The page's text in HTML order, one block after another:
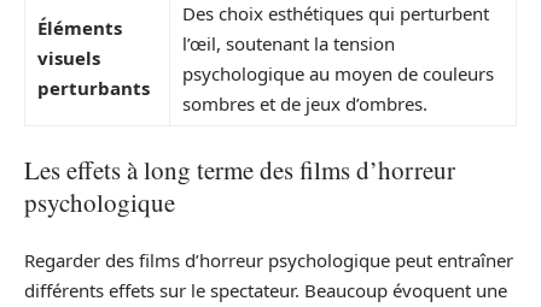
Éléments
visuels
perturbants
Des choix esthétiques qui perturbent
l’œil, soutenant la tension
psychologique au moyen de couleurs
sombres et de jeux d’ombres.
Les effets à long terme des films d’horreur
psychologique
Regarder des films d’horreur psychologique peut entraîner
différents effets sur le spectateur. Beaucoup évoquent une